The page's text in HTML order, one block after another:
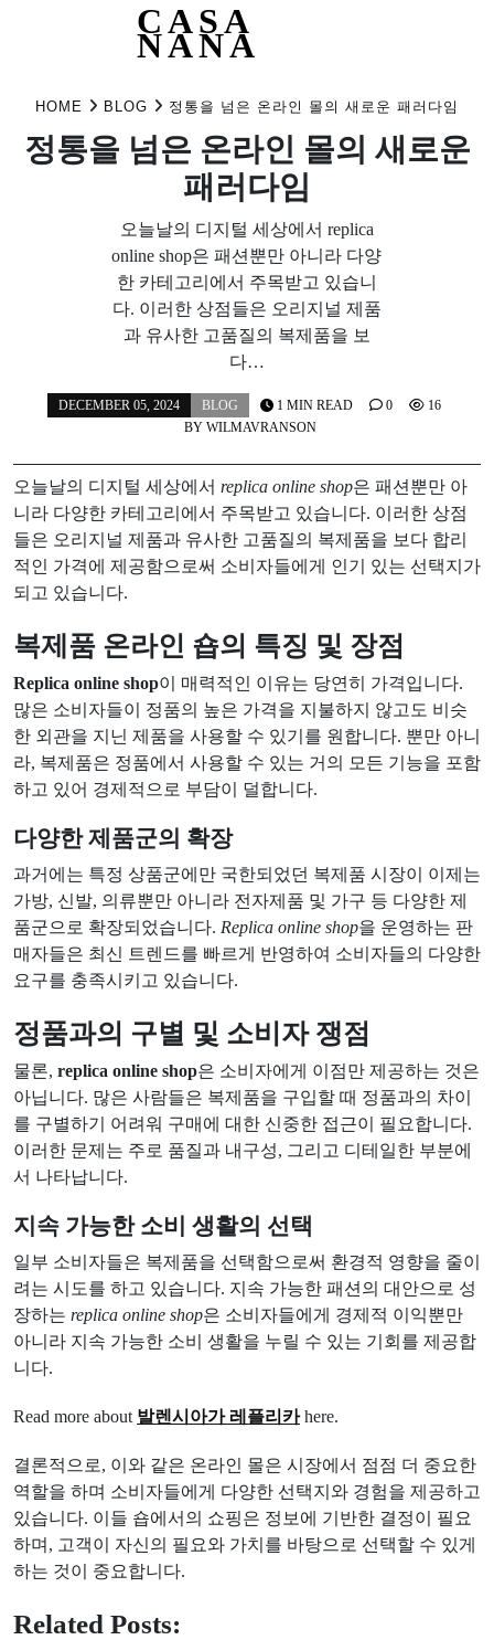
content
CASA
NANA
HOME BLOG 정통을 넘은 온라인 몰의 새로운 패러다임
정통을 넘은 온라인 몰의 새로운
패러다임
오늘날의 디지털 세상에서 replica
online shop은 패션뿐만 아니라 다양
한 카테고리에서 주목받고 있습니
다. 이러한 상점들은 오리지널 제품
과 유사한 고품질의 복제품을 보
다…
DECEMBER 05, 2024
BLOG
BY WILMAVRANSON
1 MIN READ 0 16
오늘날의 디지털 세상에서 replica online shop은 패션뿐만 아
니라 다양한 카테고리에서 주목받고 있습니다. 이러한 상점
들은 오리지널 제품과 유사한 고품질의 복제품을 보다 합리
적인 가격에 제공함으로써 소비자들에게 인기 있는 선택지가
되고 있습니다.
복제품 온라인 숍의 특징 및 장점
Replica online shop이 매력적인 이유는 당연히 가격입니다.
많은 소비자들이 정품의 높은 가격을 지불하지 않고도 비슷
한 외관을 지닌 제품을 사용할 수 있기를 원합니다. 뿐만 아니
라, 복제품은 정품에서 사용할 수 있는 거의 모든 기능을 포함
하고 있어 경제적으로 부담이 덜합니다.
다양한 제품군의 확장
과거에는 특정 상품군에만 국한되었던 복제품 시장이 이제는
가방, 신발, 의류뿐만 아니라 전자제품 및 가구 등 다양한 제
품군으로 확장되었습니다. Replica online shop을 운영하는 판
매자들은 최신 트렌드를 빠르게 반영하여 소비자들의 다양한
요구를 충족시키고 있습니다.
정품과의 구별 및 소비자 쟁점
물론, replica online shop은 소비자에게 이점만 제공하는 것은
아닙니다. 많은 사람들은 복제품을 구입할 때 정품과의 차이
를 구별하기 어려워 구매에 대한 신중한 접근이 필요합니다.
이러한 문제는 주로 품질과 내구성, 그리고 디테일한 부분에
서 나타납니다.
지속 가능한 소비 생활의 선택
일부 소비자들은 복제품을 선택함으로써 환경적 영향을 줄이
려는 시도를 하고 있습니다. 지속 가능한 패션의 대안으로 성
장하는 replica online shop은 소비자들에게 경제적 이익뿐만
아니라 지속 가능한 소비 생활을 누릴 수 있는 기회를 제공합
니다.
Read more about 발렌시아가 레플리카here.
결론적으로, 이와 같은 온라인 몰은 시장에서 점점 더 중요한
역할을 하며 소비자들에게 다양한 선택지와 경험을 제공하고
있습니다. 이들 숍에서의 쇼핑은 정보에 기반한 결정이 필요
하며, 고객이 자신의 필요와 가치를 바탕으로 선택할 수 있게
하는 것이 중요합니다.
Related Posts: